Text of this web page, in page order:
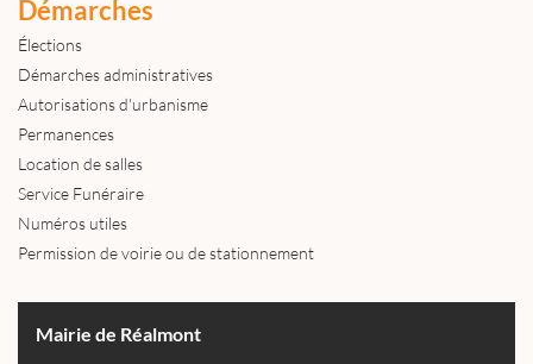
Démarches
Élections
Démarches administratives
Autorisations d'urbanisme
Permanences
Location de salles
Service Funéraire
Numéros utiles
Permission de voirie ou de stationnement
Mairie de Réalmont